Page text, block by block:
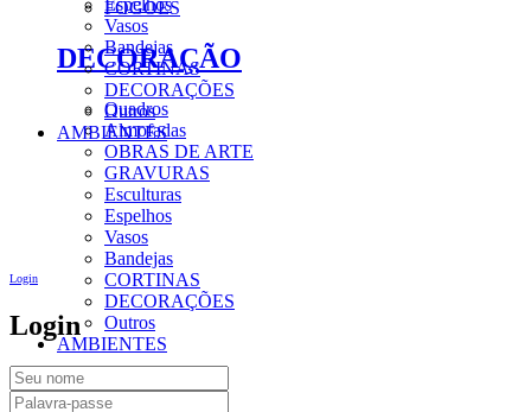
Vasos
Bandejas
CORTINAS
DECORAÇÕES
Outros
AMBIENTES
Login
Login
FOGÕES
DECORAÇÃO
Quadros
Almofadas
OBRAS DE ARTE
GRAVURAS
Esculturas
Espelhos
Vasos
Bandejas
CORTINAS
DECORAÇÕES
Outros
AMBIENTES